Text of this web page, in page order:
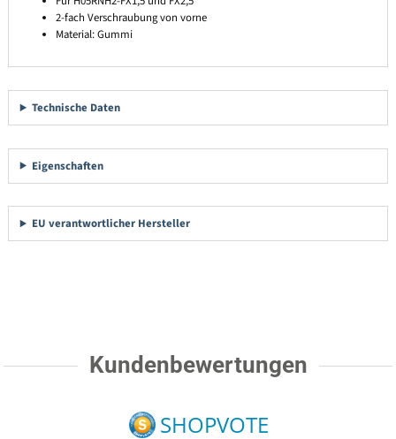
2-fach Verschraubung von vorne
Material: Gummi
Technische Daten
Eigenschaften
EU verantwortlicher Hersteller
Kundenbewertungen